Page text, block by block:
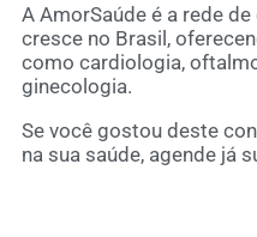
A AmorSaúde é a rede
cresce no Brasil,
como cardiologia,
ginecologia.
Se você gostou deste
na sua saúde, agende já